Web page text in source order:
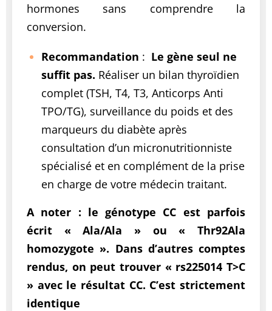
hormones sans comprendre la
conversion.
Recommandation : Le gène seul ne
suffit pas. Réaliser un bilan thyroïdien
complet (TSH, T4, T3, Anticorps Anti
TPO/TG), surveillance du poids et des
marqueurs du diabète après
consultation d’un micronutritionniste
spécialisé et en complément de la prise
en charge de votre médecin traitant.
A noter : le génotype CC est parfois
écrit « Ala/Ala » ou « Thr92Ala
homozygote ». Dans d’autres comptes
rendus, on peut trouver « rs225014 T>C
» avec le résultat CC. C’est strictement
identique